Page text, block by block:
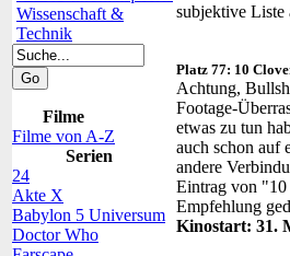
Wissenschaft &
Technik
Filme
Filme von A-Z
Serien
24
Akte X
Babylon 5 Universum
Doctor Who
subjektive Liste
Platz 77: 10
Achtung,
Footage-
etwas zu tun
auch schon auf
andere
Eintrag von "10
Empfehlung
Kinostart: 31.